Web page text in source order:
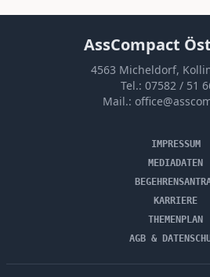
AssCompact
4563 Micheldorf,
Tel.: 07582 / 51
Mail.:
IMPRESSUM
MEDIADATEN
KARRIERE
THEMENPLAN
AGB &